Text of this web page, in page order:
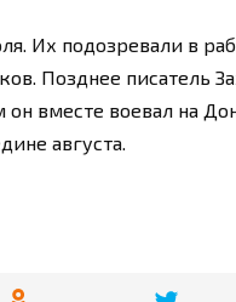
Их подозревали в
Позднее писатель
вместе воевал на
августа.